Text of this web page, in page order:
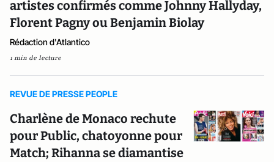
artistes confirmés comme Johnny Hallyday,
Florent Pagny ou Benjamin Biolay
Rédaction d'Atlantico
1 min de lecture
REVUE DE PRESSE PEOPLE
Charlène de Monaco rechute
pour Public, chatoyonne pour
Match; Rihanna se diamantise